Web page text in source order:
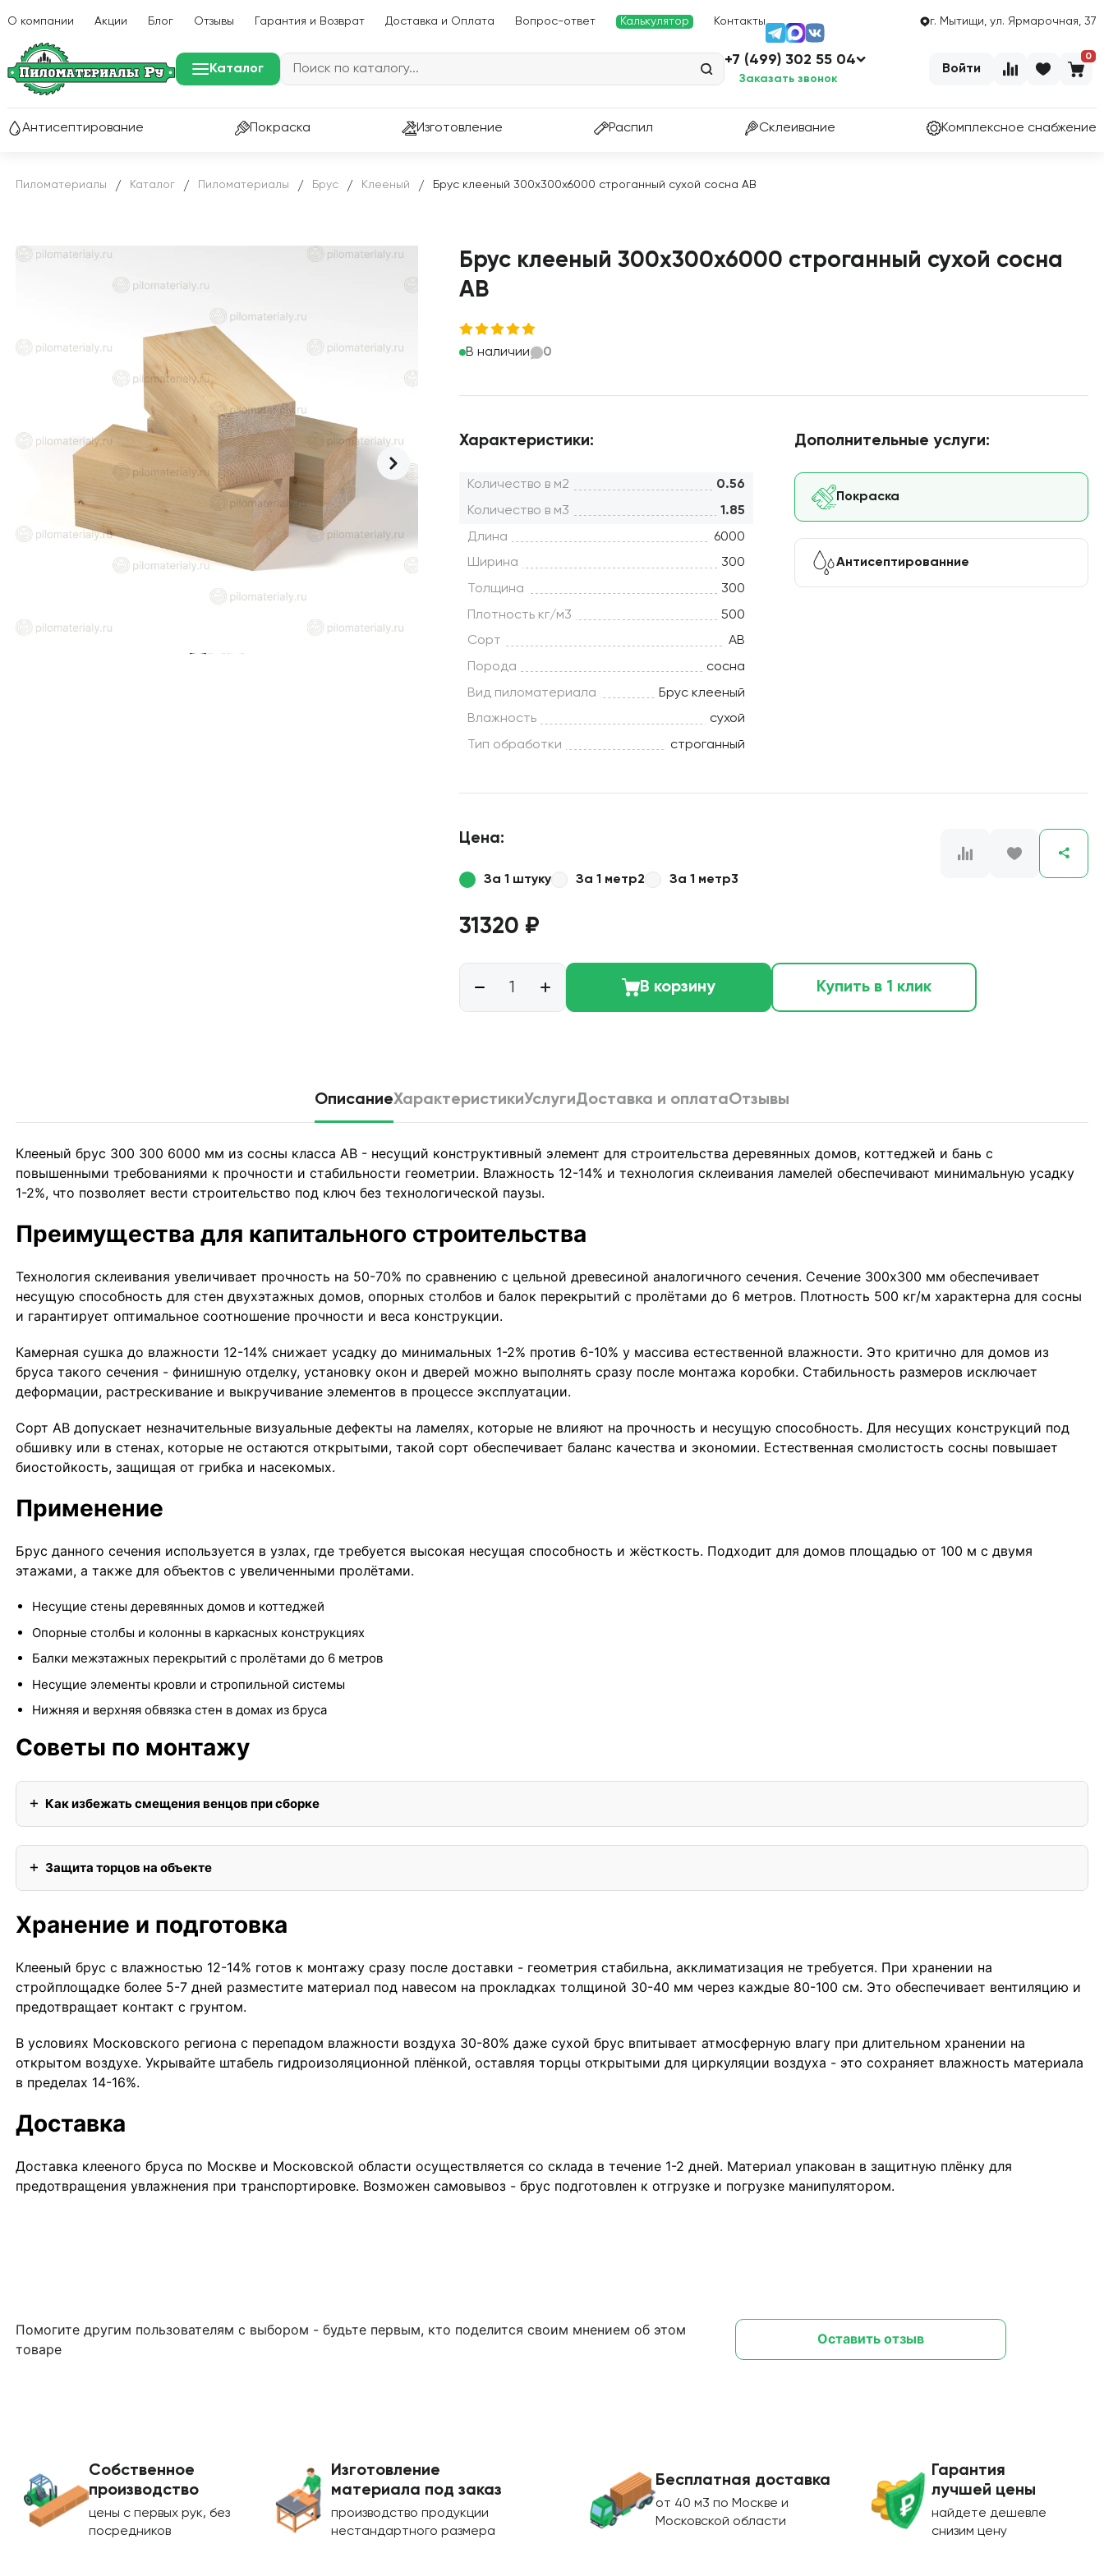
О компании Акции Блог Отзывы Гарантия и Возврат Доставка и Оплата Вопрос-ответ Калькулятор Контакты г. Мытищи, ул. Ярмарочная, 37
Каталог
+7 (499) 302 55 04
Заказать звонок
Войти
0
Антисептирование Покраска Изготовление Распил Склеивание Комплексное снабжение
Пиломатериалы / Каталог / Пиломатериалы / Брус / Клееный / Брус клееный 300х300х6000 строганный сухой сосна АВ
Брус клееный 300х300х6000 строганный сухой сосна
АВ
В наличии 0
Характеристики:
Количество в м2
0.56
Количество в м3
1.85
Длина
6000
Ширина
300
Толщина
300
Плотность кг/м3
500
Сорт
АВ
Порода
сосна
Вид пиломатериала
Брус клееный
Влажность
сухой
Тип обработки
строганный
Дополнительные услуги:
Покраска
Антисептированние
Цена:
За 1 штуку За 1 метр2 За 1 метр3
31320 ₽
В корзину Купить в 1 клик
ОписаниеХарактеристикиУслугиДоставка и оплатаОтзывы
Клееный брус 300 300 6000 мм из сосны класса АВ - несущий конструктивный элемент для строительства деревянных домов, коттеджей и бань с
повышенными требованиями к прочности и стабильности геометрии. Влажность 12-14% и технология склеивания ламелей обеспечивают минимальную усадку
1-2%, что позволяет вести строительство под ключ без технологической паузы.
Преимущества для капитального строительства
Технология склеивания увеличивает прочность на 50-70% по сравнению с цельной древесиной аналогичного сечения. Сечение 300х300 мм обеспечивает
несущую способность для стен двухэтажных домов, опорных столбов и балок перекрытий с пролётами до 6 метров. Плотность 500 кг/м характерна для сосны
и гарантирует оптимальное соотношение прочности и веса конструкции.
Камерная сушка до влажности 12-14% снижает усадку до минимальных 1-2% против 6-10% у массива естественной влажности. Это критично для домов из
бруса такого сечения - финишную отделку, установку окон и дверей можно выполнять сразу после монтажа коробки. Стабильность размеров исключает
деформации, растрескивание и выкручивание элементов в процессе эксплуатации.
Сорт АВ допускает незначительные визуальные дефекты на ламелях, которые не влияют на прочность и несущую способность. Для несущих конструкций под
обшивку или в стенах, которые не остаются открытыми, такой сорт обеспечивает баланс качества и экономии. Естественная смолистость сосны повышает
биостойкость, защищая от грибка и насекомых.
Применение
Брус данного сечения используется в узлах, где требуется высокая несущая способность и жёсткость. Подходит для домов площадью от 100 м с двумя
этажами, а также для объектов с увеличенными пролётами.
Несущие стены деревянных домов и коттеджей
Опорные столбы и колонны в каркасных конструкциях
Балки межэтажных перекрытий с пролётами до 6 метров
Несущие элементы кровли и стропильной системы
Нижняя и верхняя обвязка стен в домах из бруса
Советы по монтажу
Как избежать смещения венцов при сборке
Защита торцов на объекте
Хранение и подготовка
Клееный брус с влажностью 12-14% готов к монтажу сразу после доставки - геометрия стабильна, акклиматизация не требуется. При хранении на
стройплощадке более 5-7 дней разместите материал под навесом на прокладках толщиной 30-40 мм через каждые 80-100 см. Это обеспечивает вентиляцию и
предотвращает контакт с грунтом.
В условиях Московского региона с перепадом влажности воздуха 30-80% даже сухой брус впитывает атмосферную влагу при длительном хранении на
открытом воздухе. Укрывайте штабель гидроизоляционной плёнкой, оставляя торцы открытыми для циркуляции воздуха - это сохраняет влажность материала
в пределах 14-16%.
Доставка
Доставка клееного бруса по Москве и Московской области осуществляется со склада в течение 1-2 дней. Материал упакован в защитную плёнку для
предотвращения увлажнения при транспортировке. Возможен самовывоз - брус подготовлен к отгрузке и погрузке манипулятором.
Помогите другим пользователям с выбором - будьте первым, кто поделится своим мнением об этом
товаре
Оставить отзыв
Собственное
производство
цены с первых рук, без
посредников
Изготовление
материала под заказ
производство продукции
нестандартного размера
Бесплатная доставка
от 40 м3 по Москве и
Московской области
Гарантия
лучшей цены
найдете дешевле
снизим цену